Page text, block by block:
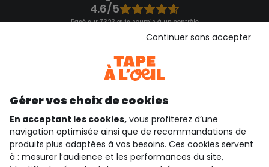
4.6/5
Basé sur 7 323 avis soumis à un contrôle
Consulter les CGU
qui sommes-nous ?
besoin d'aide ?
Gérer vos choix de cookies
En acceptant les cookies, vous profiterez d’une
navigation optimisée ainsi que de recommandations de
produits plus adaptées à vos besoins. Ces cookies servent
à : mesurer l’audience et les performances du site,
Continuer sans accepter